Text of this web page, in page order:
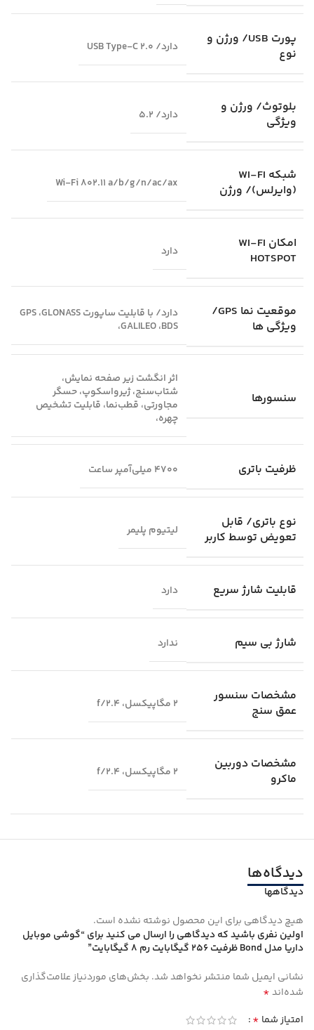
پورت USB/ ورژن و
نوع
دارد/ USB Type-C 2.0
بلوتوث/ ورژن و
ویژگی
دارد/ 5.2
شبکه WI-FI
(وایرلس)/ ورژن
Wi-Fi 802.11 a/b/g/n/ac/ax
امکان WI-FI
HOTSPOT
دارد
موقعیت‌ نما GPS/
ویژگی‌ ها
دارد/ با قابلیت ساپورت GPS ،GLONASS
،GALILEO ،BDS
سنسورها
اثر انگشت زیر صفحه نمایش،
شتاب‌سنج، ژیرواسکوپ، حسگر
مجاورتی، قطب‌نما، قابلیت تشخیص
چهره،
ظرفیت باتری 4700 میلی‌آمپر ساعت
نوع باتری/ قابل
تعویض توسط کاربر
لیتیوم پلیمر
قابلیت شارژ سریع دارد
شارژ بی سیم ندارد
مشخصات سنسور
عمق سنج
2 مگاپیکسل، f/2.4
مشخصات دوربین
ماکرو
2 مگاپیکسل، f/2.4
دیدگاه‌ها
دیدگاهها
هیچ دیدگاهی برای این محصول نوشته نشده است.
اولین نفری باشید که دیدگاهی را ارسال می کنید برای “گوشی موبايل
داریا مدل Bond ظرفیت 256 گیگابایت رم 8 گیگابایت”
نشانی ایمیل شما منتشر نخواهد شد. بخش‌های موردنیاز علامت‌گذاری
شده‌اند*
امتیاز شما *